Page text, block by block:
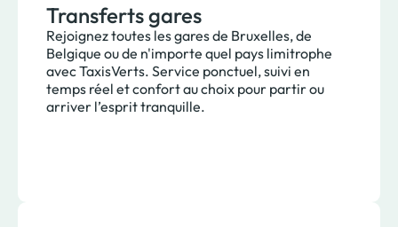
Transferts gares
Rejoignez toutes les gares de Bruxelles, de
Belgique ou de n'importe quel pays limitrophe
avec TaxisVerts. Service ponctuel, suivi en
temps réel et confort au choix pour partir ou
arriver l’esprit tranquille.